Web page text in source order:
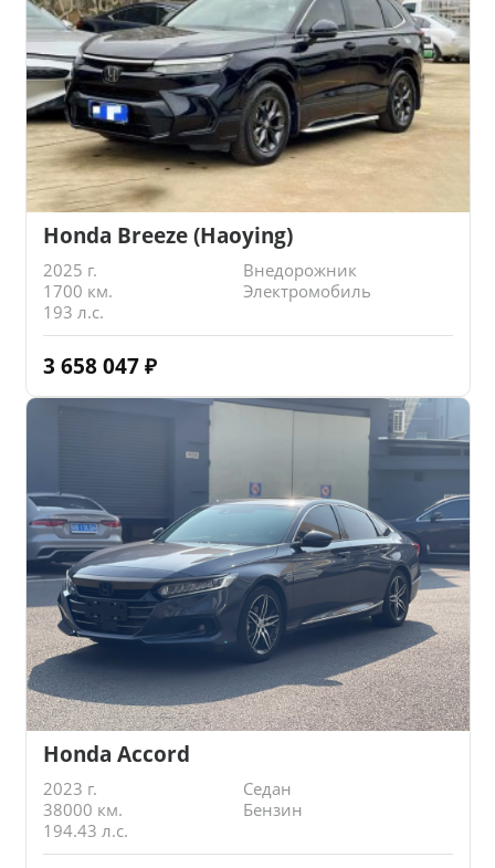
Honda Breeze (Haoying)
2025 г.
Внедорожник
1700 км.
Электромобиль
193 л.с.
3 658 047 ₽
Honda Accord
2023 г.
Седан
38000 км.
Бензин
194.43 л.с.